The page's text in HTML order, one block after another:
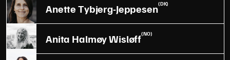
Anette Tybjerg-Jeppesen(DK)
Anita Halmøy Wisløff(NO)